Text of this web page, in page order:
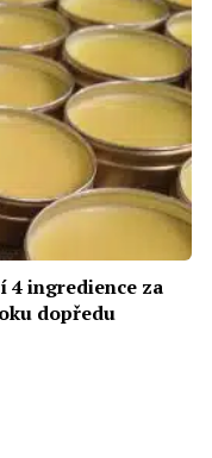
4 ingredience za
dopředu